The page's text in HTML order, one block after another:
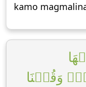
kamo
وَقُلۡنَا